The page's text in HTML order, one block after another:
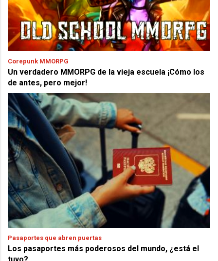
Corepunk MMORPG
Un verdadero MMORPG de la vieja escuela ¡Cómo los
de antes, pero mejor!
Pasaportes que abren puertas
Los pasaportes más poderosos del mundo, ¿está el